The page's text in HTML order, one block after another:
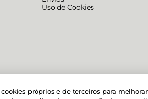
próprios e de terceiros para
Uso de Cookies